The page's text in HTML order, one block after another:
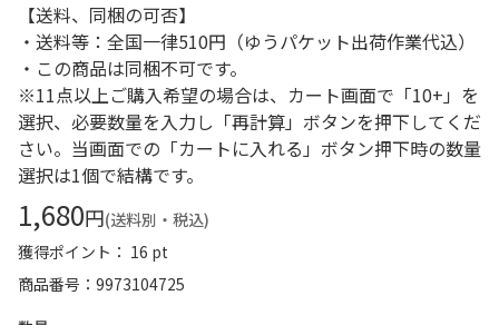
【送料、同梱の可否】
・送料等：全国一律510円（ゆうパケット出荷作業代込）
・この商品は同梱不可です。
※11点以上ご購入希望の場合は、カート画面で「10+」を
選択、必要数量を入力し「再計算」ボタンを押下してくだ
さい。当画面での「カートに入れる」ボタン押下時の数量
選択は1個で結構です。
1,680円(送料別・税込)
獲得ポイント： 16 pt
商品番号
9973104725